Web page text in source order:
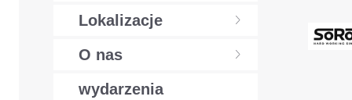
Lokalizacje
O nas
wydarzenia